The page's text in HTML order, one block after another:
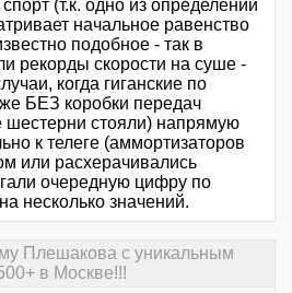
(т.к. одно из определений
начальное равенство
подобное - так в
рекорды скорости на суше -
когда гиганские по
БЕЗ коробки передач
стояли) напрямую
к телеге (аммортизаторов
или расхерачивались
очередную цифру по
несколько значений.
Плешакова с уникальным
в Москве!!!